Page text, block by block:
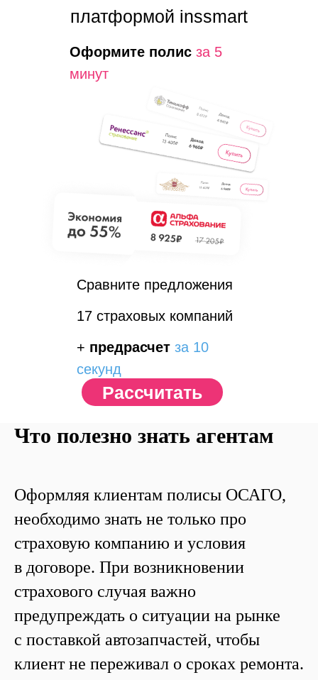
Оформите полис за 5
минут
Сравните предложения
17 страховых компаний
платформой inssmart
Рассчитать
+ предрасчет за 10
секунд
Что полезно знать агентам
Оформляя клиентам полисы ОСАГО,
необходимо знать не только про
страховую компанию и условия
в договоре. При возникновении
страхового случая важно
предупреждать о ситуации на рынке
с поставкой автозапчастей, чтобы
клиент не переживал о сроках ремонта.